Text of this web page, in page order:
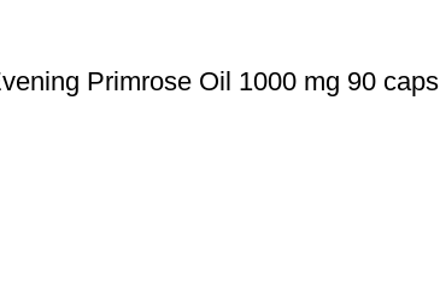
Primrose Oil 1000 mg 90 caps